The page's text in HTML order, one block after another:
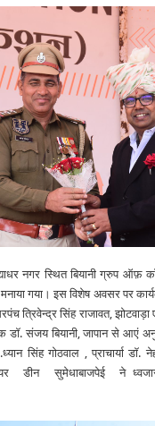
नगर स्थित बियानी ग्रुप
गया। इस विशेष अवसर पर
त्रिवेन्द्र सिंह राजावत,
डॉ. संजय बियानी, जापान से आएं
सिंह गोठवाल , प्राचार्या डॉ.
डीन सुमेधाबाजपेई ने